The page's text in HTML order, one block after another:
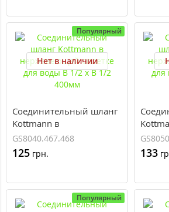
Популярный
Нет в наличии
Соединительный шланг
Kottmann в
нержавеющей оплетке
для воды В 1/2 x В 1/2
400мм
GS8040.467.468
125 грн.
для
500мм
133
Популярный